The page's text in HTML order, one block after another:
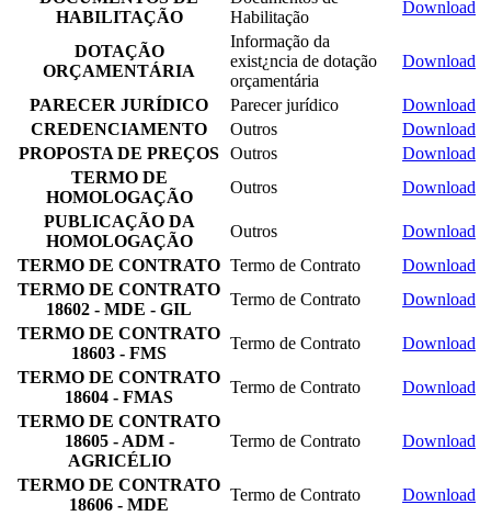
HABILITAÇÃO
Habilitação
Download
DOTAÇÃO
ORÇAMENTÁRIA
Informação da
exist¿ncia de dotação
orçamentária
Download
PARECER JURÍDICO Parecer jurídico
Download
CREDENCIAMENTO
Outros
Download
PROPOSTA DE PREÇOS Outros
Download
TERMO DE
HOMOLOGAÇÃO
Outros
Download
PUBLICAÇÃO DA
HOMOLOGAÇÃO
Outros
Download
TERMO DE CONTRATO Termo de Contrato
Download
TERMO DE CONTRATO
18602 - MDE - GIL
Termo de Contrato
Download
TERMO DE CONTRATO
18603 - FMS
Termo de Contrato
Download
TERMO DE CONTRATO
18604 - FMAS
Termo de Contrato
Download
TERMO DE CONTRATO
18605 - ADM -
AGRICÉLIO
Termo de Contrato Download
TERMO DE CONTRATO
18606 - MDE
Termo de Contrato
Download